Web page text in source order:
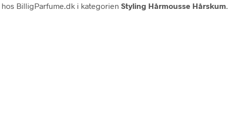
hos BilligParfume.dk i kategorien Styling Hårmousse Hårskum